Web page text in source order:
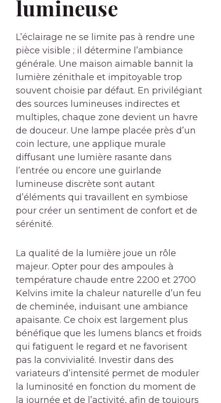
lumineuse
L’éclairage ne se limite pas à rendre une
pièce visible ; il détermine l’ambiance
générale. Une maison aimable bannit la
lumière zénithale et impitoyable trop
souvent choisie par défaut. En privilégiant
des sources lumineuses indirectes et
multiples, chaque zone devient un havre
de douceur. Une lampe placée près d’un
coin lecture, une applique murale
diffusant une lumière rasante dans
l’entrée ou encore une guirlande
lumineuse discrète sont autant
d’éléments qui travaillent en symbiose
pour créer un sentiment de confort et de
sérénité.
La qualité de la lumière joue un rôle
majeur. Opter pour des ampoules à
température chaude entre 2200 et 2700
Kelvins imite la chaleur naturelle d’un feu
de cheminée, induisant une ambiance
apaisante. Ce choix est largement plus
bénéfique que les lumens blancs et froids
qui fatiguent le regard et ne favorisent
pas la convivialité. Investir dans des
variateurs d’intensité permet de moduler
la luminosité en fonction du moment de
la journée et de l’activité, afin de toujours